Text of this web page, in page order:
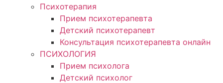
Психотерапия
Прием психотерапевта
Детский психотерапевт
Консультация психотерапевта онлайн
ПСИХОЛОГИЯ
Прием психолога
Детский психолог